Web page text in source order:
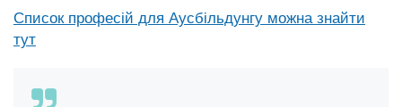
Список професій для Аусбільдунгу можна знайти
тут